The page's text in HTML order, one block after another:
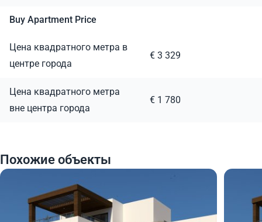
Buy Apartment Price
Цена квадратного метра в
центре города
€ 3 329
Цена квадратного метра
вне центра города
€ 1 780
Похожие объекты